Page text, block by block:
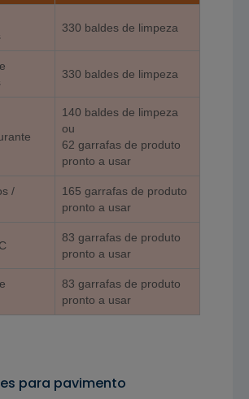
330 baldes de limpeza
330 baldes de limpeza
140 baldes de limpeza
ou
62 garrafas de produto
pronto a usar
/
165 garrafas de produto
pronto a usar
83 garrafas de produto
pronto a usar
83 garrafas de produto
pronto a usar
para pavimento